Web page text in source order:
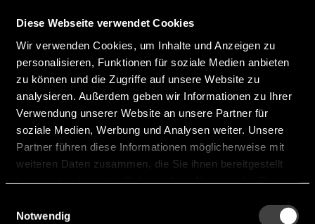
Diese Webseite verwendet Cookies
Wir verwenden Cookies, um Inhalte und Anzeigen zu
personalisieren, Funktionen für soziale Medien anbieten
zu können und die Zugriffe auf unsere Website zu
analysieren. Außerdem geben wir Informationen zu Ihrer
Verwendung unserer Website an unsere Partner für
soziale Medien, Werbung und Analysen weiter. Unsere
Partner führen diese Informationen möglicherweise mit
weiteren Daten zusammen, die Sie ihnen bereitgestellt
Notwendig
No of circuits:
4
Vin [V]:2 V ... 36 V
Iq typ [mA]: 0,2 mA
Input Offset Voltage typ [mV]:2 mV
Operating Temperature [°C]: -40 °C ... 85
°C
Propagation Delay [ns]:1.300 ns
Hersteller: